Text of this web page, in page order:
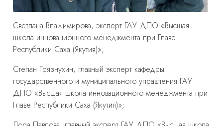
Светлана Владимирова, эксперт ГАУ ДПО «Высшая
школа инновационного менеджмента при Главе
Республики Саха (Якутия)»;
Степан Грязнухин, главный эксперт кафедры
государственного и муниципального управления ГАУ
ДПО «Высшая школа инновационного менеджмента при
Главе Республики Саха (Якутия)»;